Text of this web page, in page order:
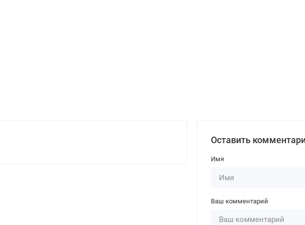
Оставить
Имя
Ваш комментарий